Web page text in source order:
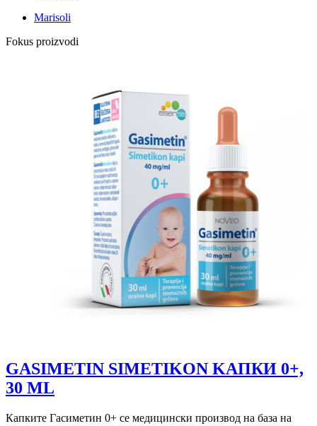
Marisoli
Fokus proizvodi
GASIMETIN SIMETIKON KAПКИ 0+,
30 ML
Капките Гасиметин 0+ се медицински производ на база на